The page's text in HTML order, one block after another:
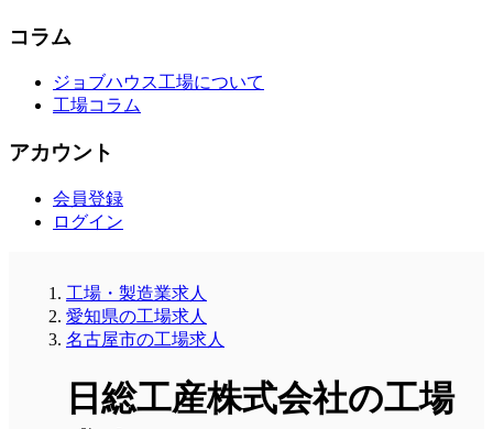
コラム
ジョブハウス工場について
工場コラム
アカウント
会員登録
ログイン
工場・製造業求人
愛知県の工場求人
名古屋市の工場求人
日総工産株式会社の工場